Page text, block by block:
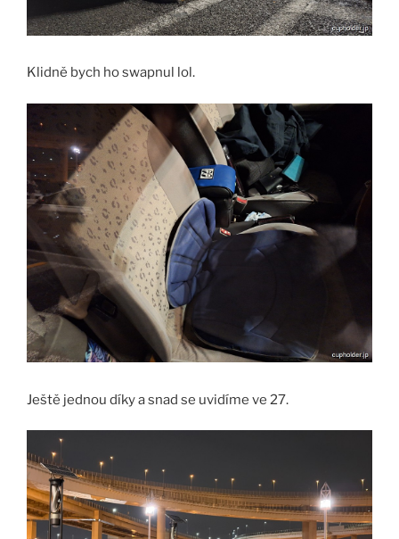
Klidně bych ho swapnul lol.
Ještě jednou díky a snad se uvidíme ve 27.